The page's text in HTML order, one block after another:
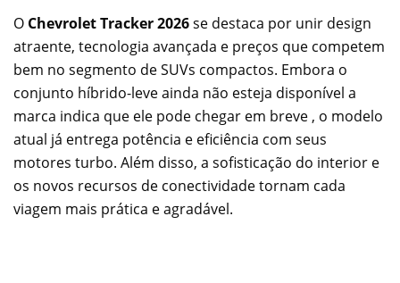
O Chevrolet Tracker 2026se destaca por unir design
atraente, tecnologia avançada e preços que competem
bem no segmento de SUVs compactos. Embora o
conjunto híbrido-leve ainda não esteja disponível a
marca indica que ele pode chegar em breve , o modelo
atual já entrega potência e eficiência com seus
motores turbo. Além disso, a sofisticação do interior e
os novos recursos de conectividade tornam cada
viagem mais prática e agradável.